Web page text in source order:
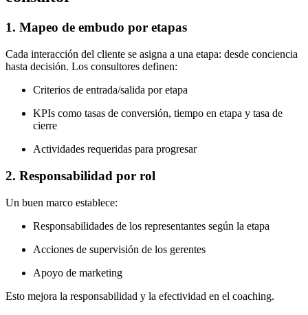
1. Mapeo de embudo por etapas
Cada interacción del cliente se asigna a una etapa: desde conciencia
hasta decisión. Los consultores definen:
Criterios de entrada/salida por etapa
KPIs como tasas de conversión, tiempo en etapa y tasa de
cierre
Actividades requeridas para progresar
2. Responsabilidad por rol
Un buen marco establece:
Responsabilidades de los representantes según la etapa
Acciones de supervisión de los gerentes
Apoyo de marketing
Esto mejora la responsabilidad y la efectividad en el coaching.